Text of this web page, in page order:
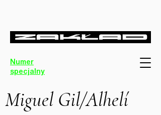
Numer
specjalny
Miguel Gil/Alhelí